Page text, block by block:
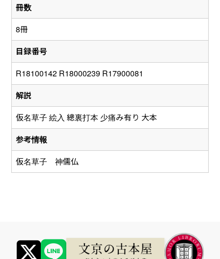
冊数
8冊
目録番号
R18100142 R18000239 R17900081
解説
仮名草子 絵入 總裏打本 少痛み有り 大本
参考情報
仮名草子 神儒仏